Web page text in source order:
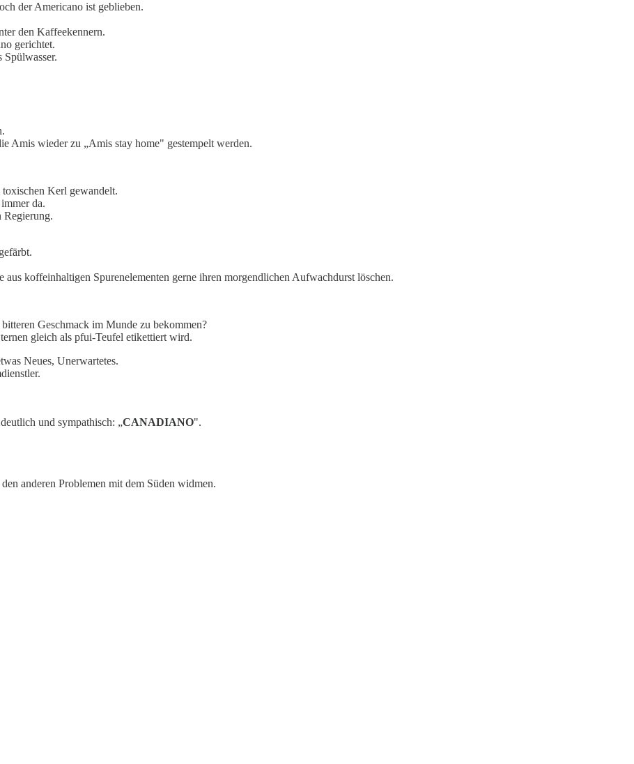
der Americano ist geblieben.
den Kaffeekennern.
gerichtet.
Amis wieder zu „Amis stay home" gestempelt werden.
Kerl gewandelt.
da.
Regierung.
koffeinhaltigen Spurenelementen gerne ihren morgendlichen Aufwachdurst löschen.
Geschmack im Munde zu bekommen?
gleich als pfui-Teufel etikettiert wird.
Neues, Unerwartetes.
und sympathisch: „CANADIANO".
anderen Problemen mit dem Süden widmen.